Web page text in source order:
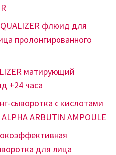
флюид для
пролонгированного
матирующий
+24 часа
сыворотка с кислотами
ARBUTIN AMPOULE
для лица